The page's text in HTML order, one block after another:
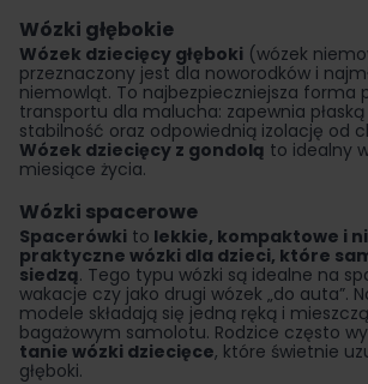
Wózki głębokie
Wózek dziecięcy głęboki (wózek
przeznaczony jest dla noworodków i
niemowląt. To najbezpieczniejsza forma
transportu dla malucha: zapewnia
stabilność oraz odpowiednią izolację od
Wózek dziecięcy z gondolą to idealny
miesiące życia.
Wózki spacerowe
Spacerówki to lekkie, kompaktowe i
praktyczne wózki dla dzieci, które
siedzą. Tego typu wózki są idealne na
wakacje czy jako drugi wózek „do auta”.
modele składają się jedną ręką i
bagażowym samolotu. Rodzice często
tanie wózki dziecięce, które świetnie
głęboki.